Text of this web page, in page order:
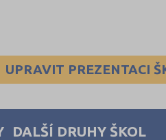
UPRAVIT PREZENTACI
DALŠÍ DRUHY ŠKOL